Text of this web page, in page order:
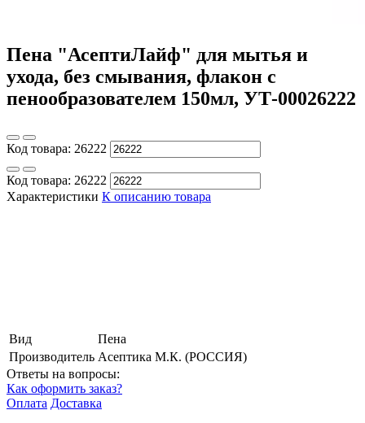
Пена "АсептиЛайф" для мытья и
ухода, без смывания, флакон с
пенообразователем 150мл, УТ-00026222
Код товара: 26222
Код товара: 26222
Характеристики К описанию товара
Вид
Пена
Производитель Асептика М.К. (РОССИЯ)
Ответы на вопросы:
Как оформить заказ?
Оплата Доставка